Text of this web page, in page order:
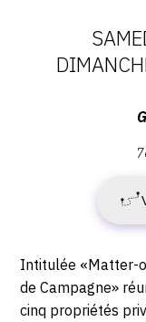
Percée,
76190
Yvetot
Description,
horaires...
Intitulée «Matter-
de Campagne»
cinq propriétés